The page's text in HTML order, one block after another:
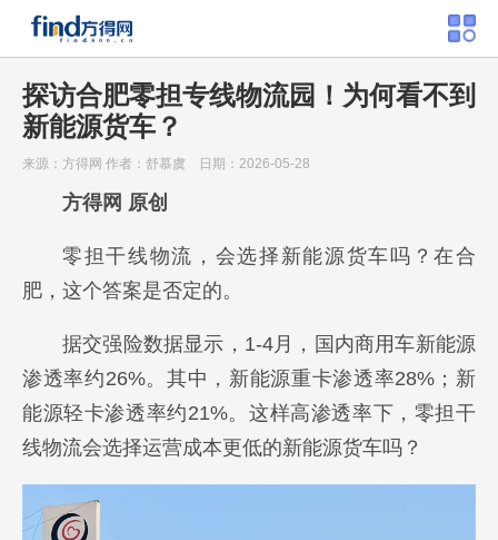
探访合肥零担专线物流园！为何看不到
新能源货车？
来源：方得网 作者：舒慕虞 日期：2026-05-28
方得网 原创
零担干线物流，会选择新能源货车吗？在合
肥，这个答案是否定的。
据交强险数据显示，1-4月，国内商用车新能源
渗透率约26%。其中，新能源重卡渗透率28%；新
能源轻卡渗透率约21%。这样高渗透率下，零担干
线物流会选择运营成本更低的新能源货车吗？